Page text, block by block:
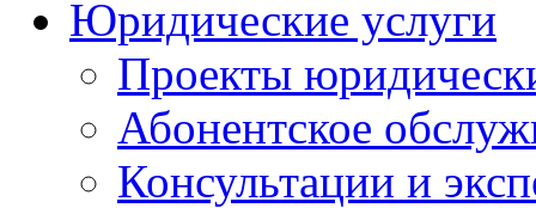
Юридические услуги
Проекты
Абонентское
Консультации и